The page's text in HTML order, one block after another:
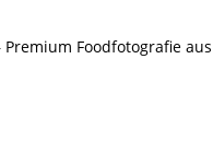
Foodfotografie